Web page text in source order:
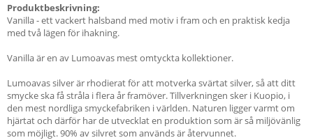
Produktbeskrivning:
Vanilla - ett vackert halsband med motiv i fram och en praktisk kedja
med två lägen för ihakning.
Vanilla är en av Lumoavas mest omtyckta kollektioner.
Lumoavas silver är rhodierat för att motverka svärtat silver, så att ditt
smycke ska få stråla i flera år framöver. Tillverkningen sker i Kuopio, i
den mest nordliga smyckefabriken i världen. Naturen ligger varmt om
hjärtat och därför har de utvecklat en produktion som är så miljövänlig
som möjligt. 90% av silvret som används är återvunnet.